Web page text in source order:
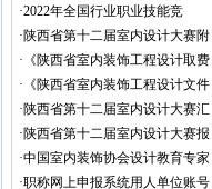
·2022年全国行业职业技能竞
·陕西省第十二届室内设计大赛附
· 《陕西省室内装饰工程设计取费
· 《陕西省室内装饰工程设计文件
·陕西省第十二届室内设计大赛汇
·陕西省第十二届室内设计大赛报
·中国室内装饰协会设计教育专家
·职称网上申报系统用人单位账号